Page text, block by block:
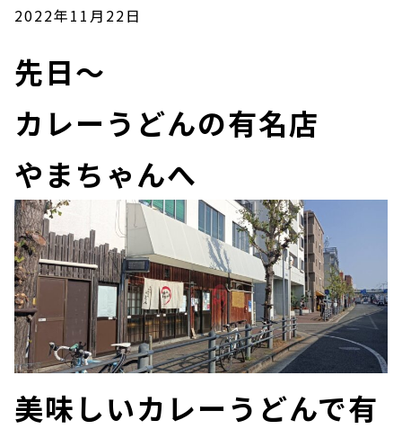
2022年11月22日
先日～
カレーうどんの有名店
やまちゃんへ
美味しいカレーうどんで有